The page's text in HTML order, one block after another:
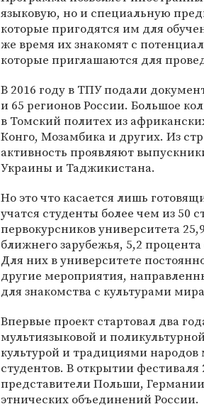
языковую, но и специальную
которые пригодятся им для
же время их знакомят с
которые приглашаются для
В 2016 году в ТПУ подали
и 65 регионов России. Большое
в Томский политех из
Конго, Мозамбика и других. Из
активность проявляют
Украины и Таджикистана.
Но это что касается лишь
учатся студенты более чем из 50
первокурсников университета
ближнего зарубежья, 5,2
Для них в университете
другие мероприятия,
для знакомства с культурами
Впервые проект стартовал два
мультиязыковой и
культурой и традициями
студентов. В открытии
представители Польши,
этнических объединений России.